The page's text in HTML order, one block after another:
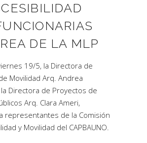
DE LA MLP
19/5, la Directora de
Movilidad Arq. Andrea
la Directora de Proyectos de
Arq. Clara Ameri,
representantes de la Comisión
y Movilidad del CAPBAUNO.